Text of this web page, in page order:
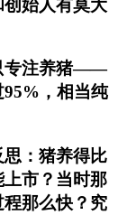
始人有莫大
专注养猪——
，相当纯
：猪养得比
市？当时那
那么快？究